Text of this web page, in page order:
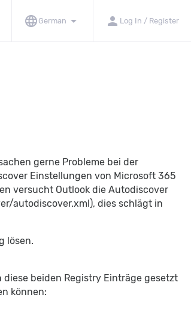
language German arrow_drop_down person Log In / Register
gerne Probleme bei der
Einstellungen von Microsoft 365
versucht Outlook die Autodiscover
autodiscover.xml), dies schlägt in
lösen.
beiden Registry Einträge gesetzt
können: